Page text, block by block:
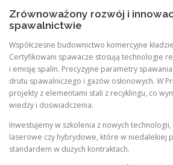
Zrównoważony rozwój i
spawalnictwie
Współczesne budownictwo komercyjne
Certyfikowani spawacze stosują technologie
i emisję spalin. Precyzyjne parametry
drutu spawalniczego i gazów osłonowych. W
projekty z elementami stali z recyklingu, co
wiedzy i doświadczenia.
Inwestujemy w szkolenia z nowych
laserowe czy hybrydowe, które w niedalekiej
standardem w dużych kontraktach.